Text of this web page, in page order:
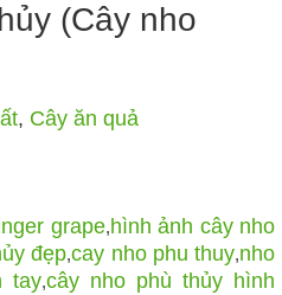
(Cây nho
, Cây ăn quả
grape,hình ảnh cây nho
đẹp,cay nho phu thuy,nho
tay,cây nho phù thủy hình